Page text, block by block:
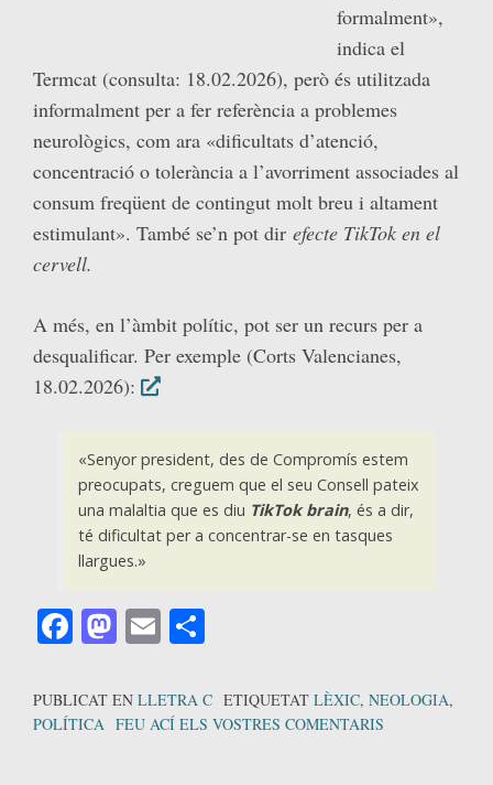
formalment»,
indica el
Termcat (consulta: 18.02.2026), però és utilitzada
informalment per a fer referència a problemes
neurològics, com ara «dificultats d’atenció,
concentració o tolerància a l’avorriment associades al
consum freqüent de contingut molt breu i altament
estimulant». També se’n pot dir efecte TikTok en el
cervell.
A més, en l’àmbit polític, pot ser un recurs per a
desqualificar. Per exemple (Corts Valencianes,
18.02.2026):
«Senyor president, des de Compromís estem
preocupats, creguem que el seu Consell pateix
una malaltia que es diu TikTok brain, és a dir,
té dificultat per a concentrar-se en tasques
llargues.»
Facebook
Mastodon
Email
PUBLICAT EN LLETRA C ETIQUETAT LÈXIC, NEOLOGIA,
POLÍTICA FEU ACÍ ELS VOSTRES COMENTARIS